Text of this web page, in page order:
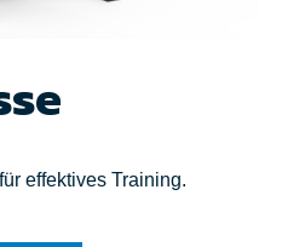
effektives Training.